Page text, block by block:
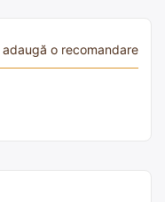
adaugă o recomandare